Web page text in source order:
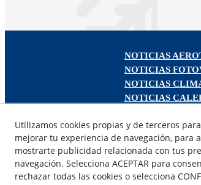
NOTICIAS
NOTICIAS
NOTICIAS
NOTICIAS
NOTICIAS
NOTICIAS ACS
Utilizamos cookies propias y de terceros
mejorar tu experiencia de navegación, para
mostrarte publicidad relacionada con tus
navegación. Selecciona ACEPTAR para
rechazar todas las cookies o selecciona